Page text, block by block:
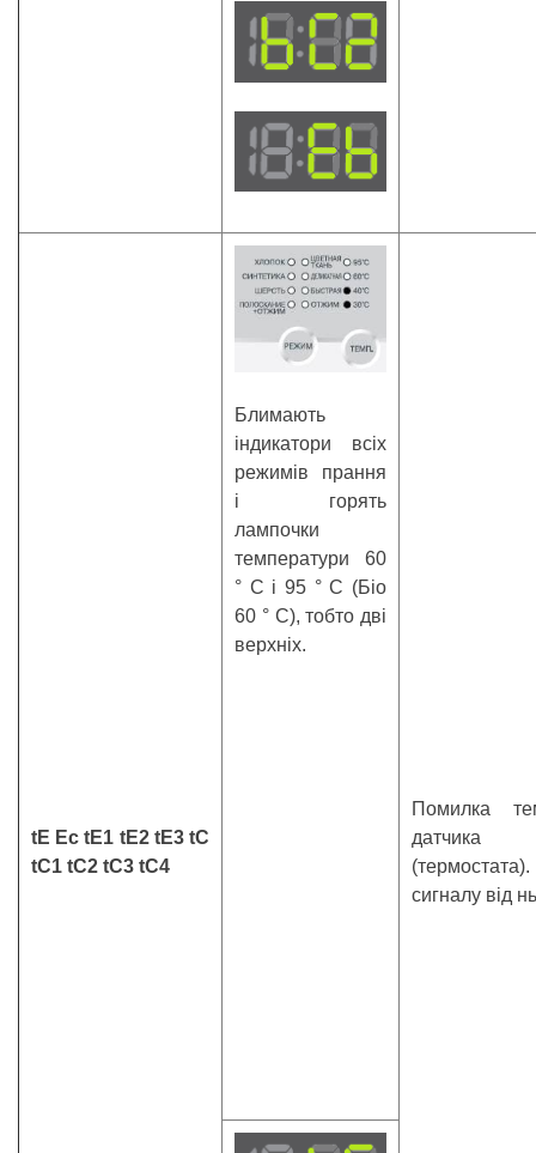
tE Ec tE1 tE2 tE3 tC
tC1 tC2 tC3 tC4
Блимають
індикатори всіх
режимів прання
і горять
лампочки
температури 60
° С і 95 ° С (Біо
60 ° С), тобто дві
верхніх.
Помилка
датчика
сигналу від